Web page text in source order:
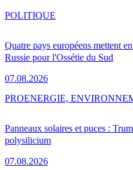
Quatre pays européens mettent
Russie pour l'Ossétie du Sud
07.08.2026
POLITIQUE
Panneaux solaires et puces :
polysilicium
07.08.2026
PROENERGIE,